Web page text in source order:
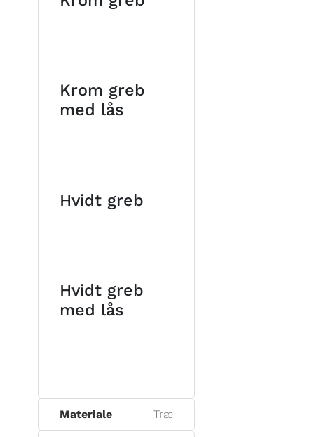
Krom greb
med lås
Hvidt greb
Hvidt greb
med lås
Materiale Træ